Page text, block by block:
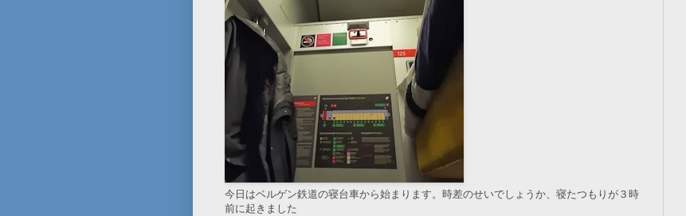
今日はベルゲン鉄道の寝台車から始まります。時差のせいでしょうか、寝たつもりが３時
前に起きました